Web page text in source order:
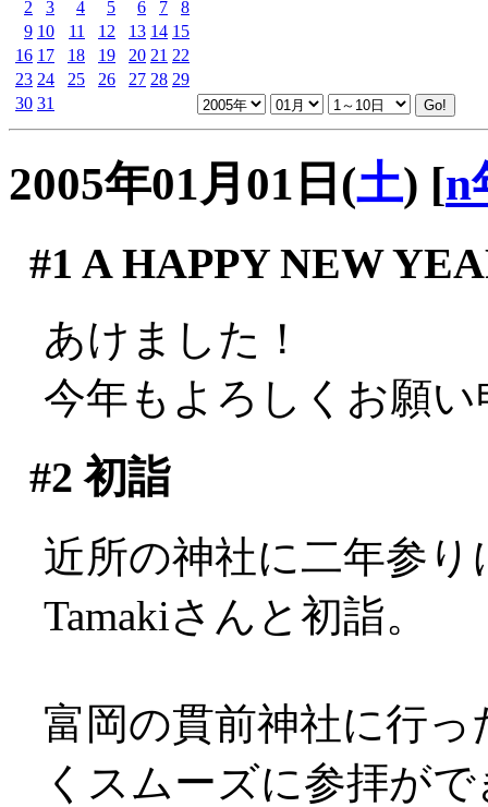
2
3 4 5 6 7
8
9 10 11 12 13 14 15
16 17 18 19 20 21 22
23 24 25 26 27 28 29
30 31
2005年01月01日(土) [n
#1 A HAPPY NEW
あけました！
今年もよろしくお願
#2 初詣
近所の神社に二年参
Tamakiさんと初詣。
富岡の貫前神社に行
くスムーズに参拝が